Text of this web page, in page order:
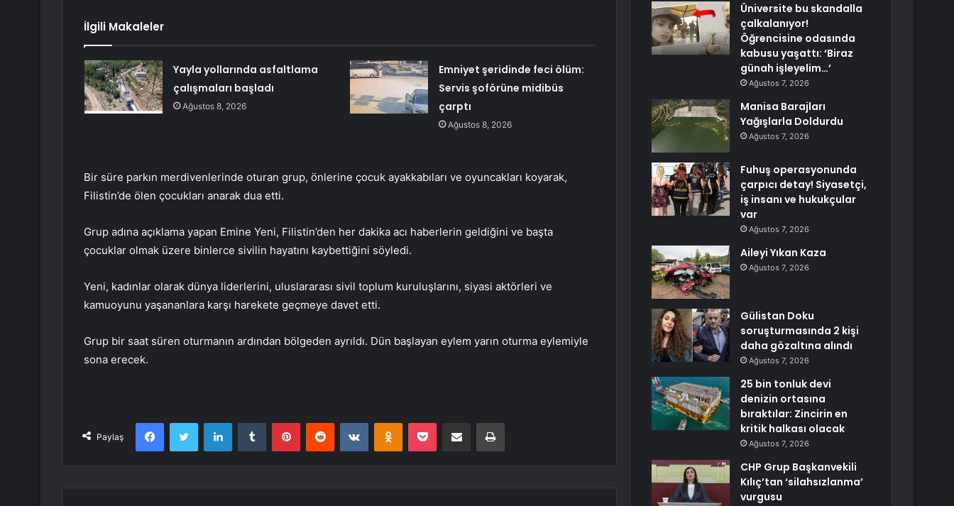
İlgili Makaleler
Yayla yollarında asfaltlama
çalışmaları başladı
Ağustos 8, 2026
Emniyet şeridinde feci ölüm:
Servis şoförüne midibüs
çarptı
Ağustos 8, 2026
Bir süre parkın merdivenlerinde oturan grup, önlerine çocuk ayakkabıları ve oyuncakları koyarak,
Filistin’de ölen çocukları anarak dua etti.
Grup adına açıklama yapan Emine Yeni, Filistin’den her dakika acı haberlerin geldiğini ve başta
çocuklar olmak üzere binlerce sivilin hayatını kaybettiğini söyledi.
Yeni, kadınlar olarak dünya liderlerini, uluslararası sivil toplum kuruluşlarını, siyasi aktörleri ve
kamuoyunu yaşananlara karşı harekete geçmeye davet etti.
Grup bir saat süren oturmanın ardından bölgeden ayrıldı. Dün başlayan eylem yarın oturma eylemiyle
sona erecek.
Paylaş
FacebookTwitter LinkedInTumblr PinterestReddit VKontakteOdnoklassniki
Pocket E-Posta ile paylaş Yazdır
Üniversite bu skandalla
çalkalanıyor!
Öğrencisine odasında
kabusu yaşattı: ‘Biraz
günah işleyelim…’
Ağustos 7, 2026
Manisa Barajları
Yağışlarla Doldurdu
Ağustos 7, 2026
Fuhuş operasyonunda
çarpıcı detay! Siyasetçi,
iş insanı ve hukukçular
var
Ağustos 7, 2026
Aileyi Yıkan Kaza
Ağustos 7, 2026
Gülistan Doku
soruşturmasında 2 kişi
daha gözaltına alındı
Ağustos 7, 2026
25 bin tonluk devi
denizin ortasına
bıraktılar: Zincirin en
kritik halkası olacak
Ağustos 7, 2026
CHP Grup Başkanvekili
Kılıç’tan ‘silahsızlanma’
vurgusu